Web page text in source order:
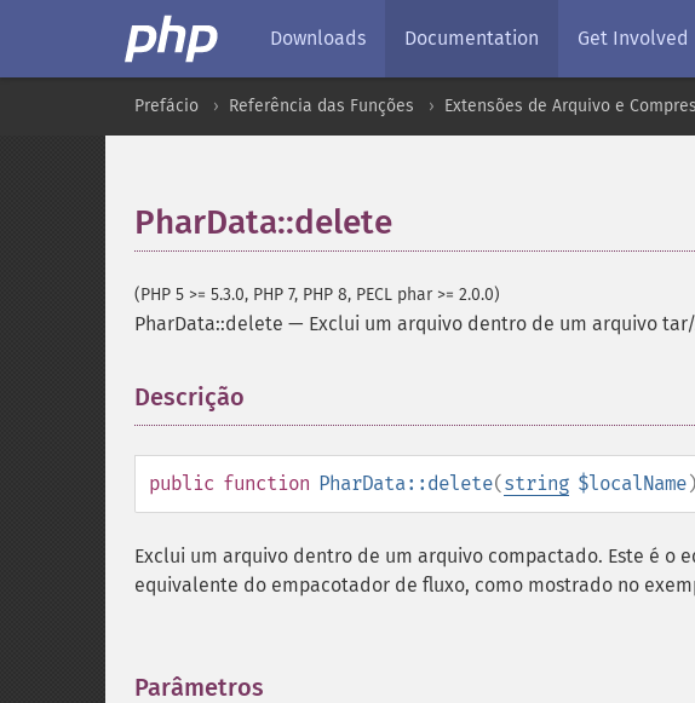
Downloads Documentation Get Involved
Prefácio Referência das Funções Extensões de Arquivo e
PharData::delete
(PHP 5 >= 5.3.0, PHP 7, PHP 8, PECL phar >= 2.0.0)
PharData::delete — Exclui um arquivo dentro de um arquivo
Descrição
public function PharData::delete(string $localName
Exclui um arquivo dentro de um arquivo compactado. Este é o
equivalente do empacotador de fluxo, como mostrado no
Parâmetros